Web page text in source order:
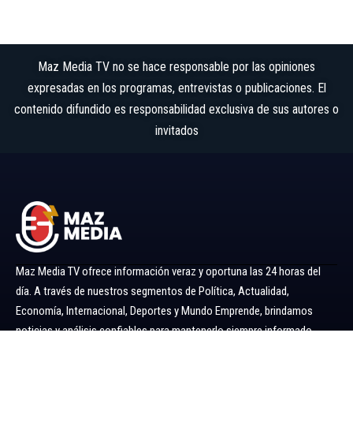
Maz Media TV no se hace responsable por las opiniones
expresadas en los programas, entrevistas o publicaciones. El
contenido difundido es responsabilidad exclusiva de sus autores o
invitados
Maz Media TV ofrece información veraz y oportuna las 24 horas del
día. A través de nuestros segmentos de Política, Actualidad,
Economía, Internacional, Deportes y Mundo Emprende, brindamos
noticias y análisis confiables para mantenerlo siempre informado.